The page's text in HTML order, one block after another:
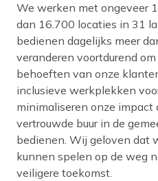
We werken met ongeveer
dan 16.700 locaties in 31
bedienen dagelijks meer
veranderen voortdurend
behoeften van onze
inclusieve werkplekken
minimaliseren onze impact
vertrouwde buur in de
bedienen. Wij geloven dat
kunnen spelen op de weg
veiligere toekomst.